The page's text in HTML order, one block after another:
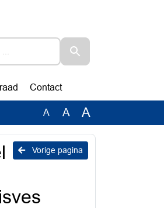
Contact
A A A
Vorige pagina